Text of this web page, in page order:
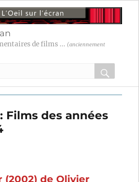
de films ... (anciennement
OK
Films des années
(2002) de Olivier